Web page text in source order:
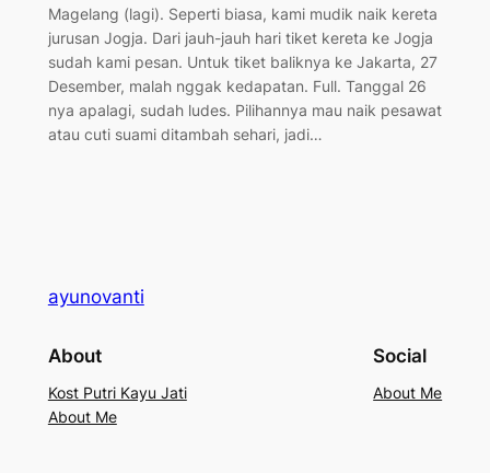
Magelang (lagi). Seperti biasa, kami mudik naik kereta
jurusan Jogja. Dari jauh-jauh hari tiket kereta ke Jogja
sudah kami pesan. Untuk tiket baliknya ke Jakarta, 27
Desember, malah nggak kedapatan. Full. Tanggal 26
nya apalagi, sudah ludes. Pilihannya mau naik pesawat
atau cuti suami ditambah sehari, jadi…
ayunovanti
About
Kost Putri Kayu Jati
About Me
Social
About Me